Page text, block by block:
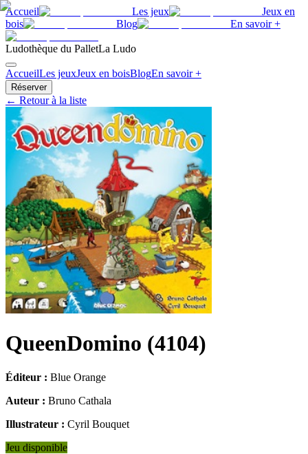
Accueil Les jeux
Jeux en
bois
Blog En savoir +
Ludothèque du PalletLa Ludo
AccueilLes jeuxJeux en boisBlogEn savoir +
Réserver
← Retour à la liste
QueenDomino (4104)
Éditeur : Blue Orange
Auteur : Bruno Cathala
Illustrateur : Cyril Bouquet
Jeu disponible